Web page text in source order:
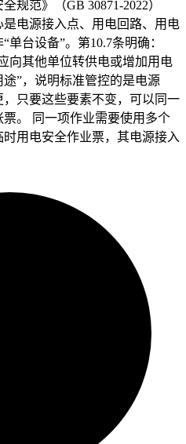
规范》（GB 30871-2022）
电源接入点、用电回路、用电
台设备”。第10.7条明确：
向其他单位转供电或增加用电
”，说明标准管控的是电源
只要这些要素不变，可以同一
。 同一项作业需要使用多个
用电安全作业票，其电源接入